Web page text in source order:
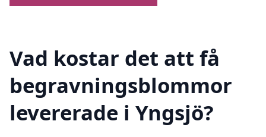
Vad kostar det att få
begravningsblommor
levererade i Yngsjö?